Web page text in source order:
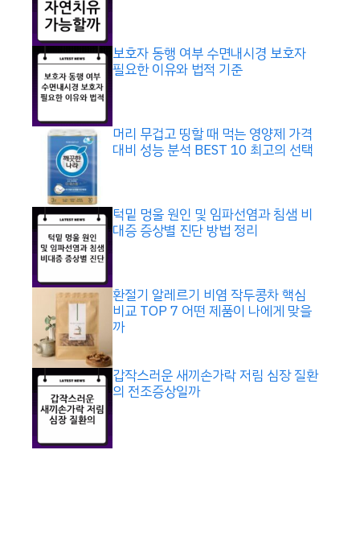
보호자 동행 여부 수면내시경 보호자
필요한 이유와 법적 기준
머리 무겁고 띵할 때 먹는 영양제 가격
대비 성능 분석 BEST 10 최고의 선택
턱밑 멍울 원인 및 임파선염과 침샘 비
대증 증상별 진단 방법 정리
환절기 알레르기 비염 작두콩차 핵심
비교 TOP 7 어떤 제품이 나에게 맞을
까
갑작스러운 새끼손가락 저림 심장 질환
의 전조증상일까